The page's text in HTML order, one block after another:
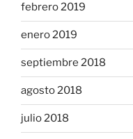
febrero 2019
enero 2019
septiembre 2018
agosto 2018
julio 2018